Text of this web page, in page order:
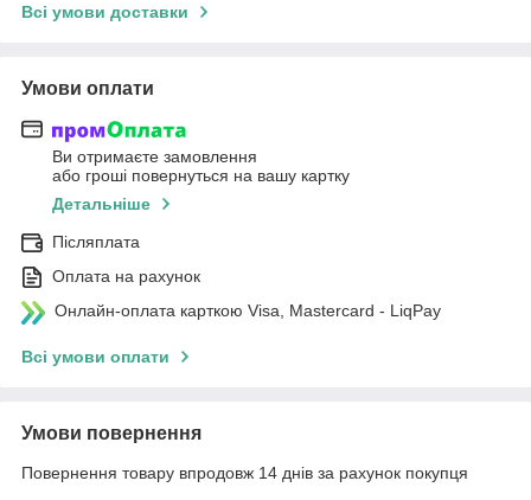
Всі умови доставки
Умови оплати
Ви отримаєте замовлення
або гроші повернуться на вашу картку
Детальніше
Післяплата
Оплата на рахунок
Онлайн-оплата карткою Visa, Mastercard - LiqPay
Всі умови оплати
Умови повернення
Повернення товару впродовж 14 днів за рахунок покупця